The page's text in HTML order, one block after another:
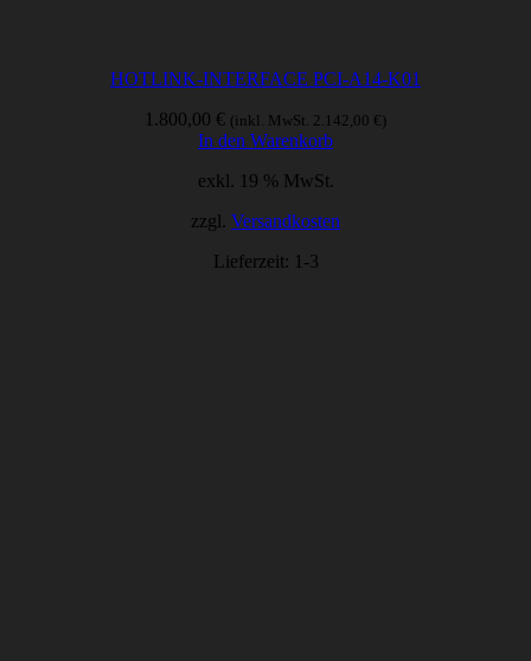
HOTLINK-INTERFACE PCI-A14-K01
1.800,00 € (inkl. MwSt. 2.142,00 € )
In den Warenkorb
exkl. 19 % MwSt.
zzgl. Versandkosten
Lieferzeit: 1-3